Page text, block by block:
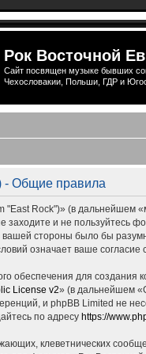
Рок Восточной
Сайт посвящен музыке бывших
Чехословакии, Польши, ГДР и
- Общие правила
Rock")» (в дальнейшем
заходите и не
стороны было бы
означает ваше согласие
обеспечения для создания
License v2» (в дальнейшем
и phpBB Limited не
по адресу https://
клеветнических